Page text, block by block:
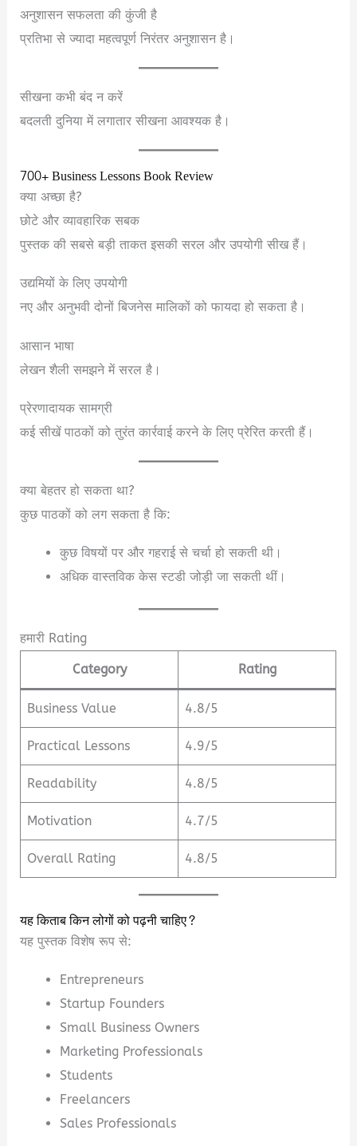
अनुशासन सफलता की कुंजी है
प्रतिभा से ज्यादा महत्वपूर्ण निरंतर अनुशासन है।
सीखना कभी बंद न करें
बदलती दुनिया में लगातार सीखना आवश्यक है।
700+ Business Lessons Book Review
क्या अच्छा है?
छोटे और व्यावहारिक सबक
पुस्तक की सबसे बड़ी ताकत इसकी सरल और उपयोगी सीख हैं।
उद्यमियों के लिए उपयोगी
नए और अनुभवी दोनों बिजनेस मालिकों को फायदा हो सकता है।
आसान भाषा
लेखन शैली समझने में सरल है।
प्रेरणादायक सामग्री
कई सीखें पाठकों को तुरंत कार्रवाई करने के लिए प्रेरित करती हैं।
क्या बेहतर हो सकता था?
कुछ पाठकों को लग सकता है कि:
कुछ विषयों पर और गहराई से चर्चा हो सकती थी।
अधिक वास्तविक केस स्टडी जोड़ी जा सकती थीं।
हमारी Rating
Category Rating
Business Value 4.8/5
Practical Lessons 4.9/5
Readability 4.8/5
Motivation 4.7/5
Overall Rating 4.8/5
यह किताब किन लोगों को पढ़नी चाहिए?
यह पुस्तक विशेष रूप से:
Entrepreneurs
Startup Founders
Small Business Owners
Marketing Professionals
Students
Freelancers
Sales Professionals